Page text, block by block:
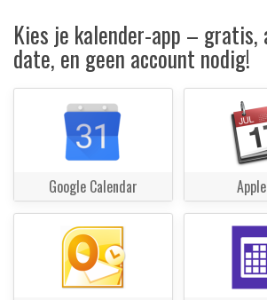
Kies je kalender-app –
date, en geen account nodig!
Google Calendar